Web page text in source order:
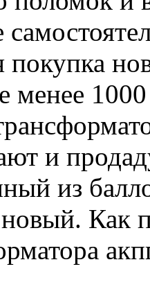
покупка
менее
и
из
Как